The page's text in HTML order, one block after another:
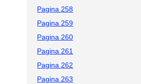
Pagina 258
Pagina 259
Pagina 260
Pagina 261
Pagina 262
Pagina 263